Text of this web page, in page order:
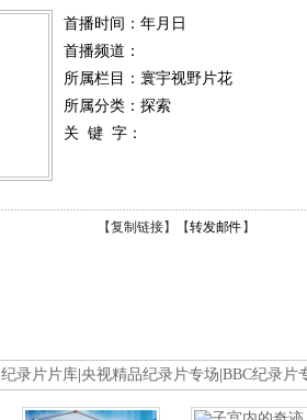
首播时间：年月日
首播频道：
所属栏目： 寰宇视野片花
所属分类：探索
关 键 字：
【复制链接】【转发邮件 】
纪录片片库 央视精品纪录片专场 BBC纪录片